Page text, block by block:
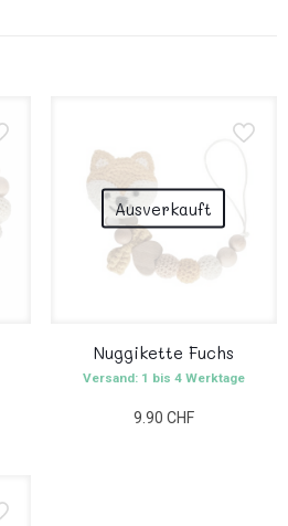
Ausverkauft
Nuggikette Fuchs
Versand: 1 bis 4 Werktage
9.90 CHF